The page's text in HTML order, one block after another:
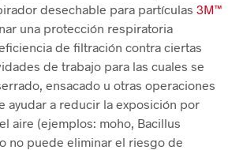
desechable para partículas 3M™
una protección respiratoria
de filtración contra ciertas
de trabajo para las cuales se
ensacado u otras operaciones
ayudar a reducir la exposición por
aire (ejemplos: moho, Bacillus
no puede eliminar el riesgo de